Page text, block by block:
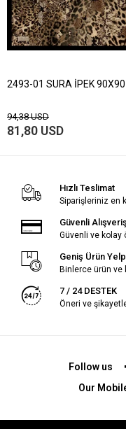
2493-01 SURA İPEK 90X90
94,38 USD
81,80 USD
Hızlı Teslimat
Siparişleriniz en
Güvenli Alışveriş
Güvenli ve
Geniş Ürün
Binlerce ürün ve
7 / 24 DESTEK
Öneri ve
Follow us
Our